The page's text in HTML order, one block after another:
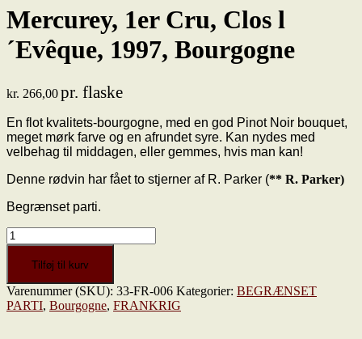
Mercurey, 1er Cru, Clos l
´Evêque, 1997, Bourgogne
kr. 266,00pr. flaske
En flot kvalitets-bourgogne, med en god Pinot Noir bouquet,
meget mørk farve og en afrundet syre. Kan nydes med
velbehag til middagen, eller gemmes, hvis man kan!
Denne rødvin har fået to stjerner af R. Parker (** R. Parker)
Begrænset parti.
Mercurey,
1er
l
´Evêque,
Tilføj til kurv
Varenummer (SKU): 33-FR-006 Kategorier: BEGRÆNSET
PARTI, Bourgogne, FRANKRIG